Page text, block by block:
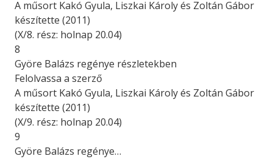
A műsort Kakó Gyula, Liszkai Károly és Zoltán Gábor
készítette (2011)
(X/8. rész: holnap 20.04)
8
Györe Balázs regénye részletekben
Felolvassa a szerző
A műsort Kakó Gyula, Liszkai Károly és Zoltán Gábor
készítette (2011)
(X/9. rész: holnap 20.04)
9
Györe Balázs regénye…